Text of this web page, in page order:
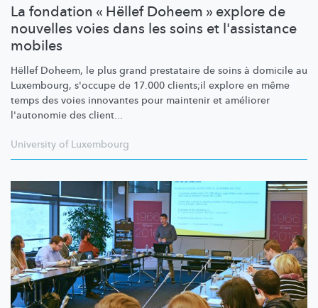
La fondation « Hëllef Doheem » explore de
nouvelles voies dans les soins et l'assistance
mobiles
Hëllef Doheem, le plus grand prestataire de soins à domicile au
Luxembourg, s'occupe de 17.000 clients;il explore en même
temps des voies innovantes pour maintenir et améliorer
l'autonomie des client...
University of Luxembourg